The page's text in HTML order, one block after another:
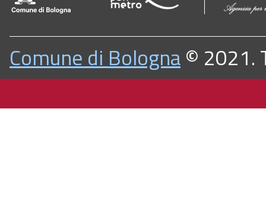
Comune di Bologna© 2021.